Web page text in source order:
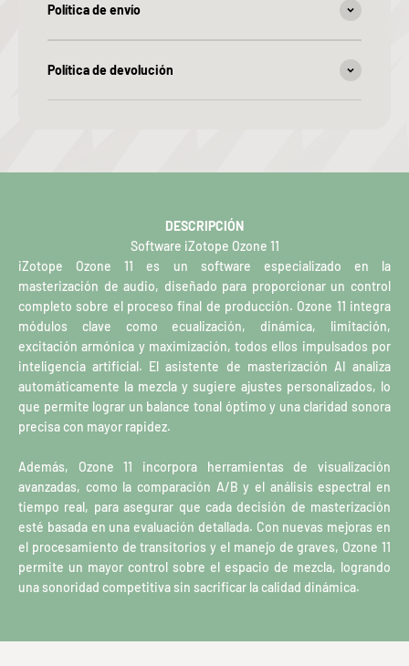
Política de envío
Política de devolución
DESCRIPCIÓN
Software iZotope Ozone 11
iZotope Ozone 11 es un software especializado en la
masterización de audio, diseñado para proporcionar un control
completo sobre el proceso final de producción. Ozone 11 integra
módulos clave como ecualización, dinámica, limitación,
excitación armónica y maximización, todos ellos impulsados por
inteligencia artificial. El asistente de masterización AI analiza
automáticamente la mezcla y sugiere ajustes personalizados, lo
que permite lograr un balance tonal óptimo y una claridad sonora
precisa con mayor rapidez.
Además, Ozone 11 incorpora herramientas de visualización
avanzadas, como la comparación A/B y el análisis espectral en
tiempo real, para asegurar que cada decisión de masterización
esté basada en una evaluación detallada. Con nuevas mejoras en
el procesamiento de transitorios y el manejo de graves, Ozone 11
permite un mayor control sobre el espacio de mezcla, logrando
una sonoridad competitiva sin sacrificar la calidad dinámica.